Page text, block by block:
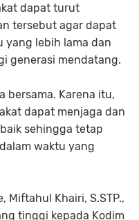
dapat turut
tersebut agar dapat
yang lebih lama dan
generasi mendatang.
bersama. Karena itu,
dapat menjaga dan
sehingga tetap
waktu yang
Miftahul Khairi, S.STP.,
tinggi kepada Kodim